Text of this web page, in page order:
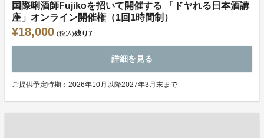
国際唎酒師Fujikoを招いて開催する 「ドヤれる日本酒講
座」オンライン開催権（1回1時間制）
¥18,000 (税込)残り7
詳細を見る
ご提供予定時期：2026年10月以降2027年3月末まで